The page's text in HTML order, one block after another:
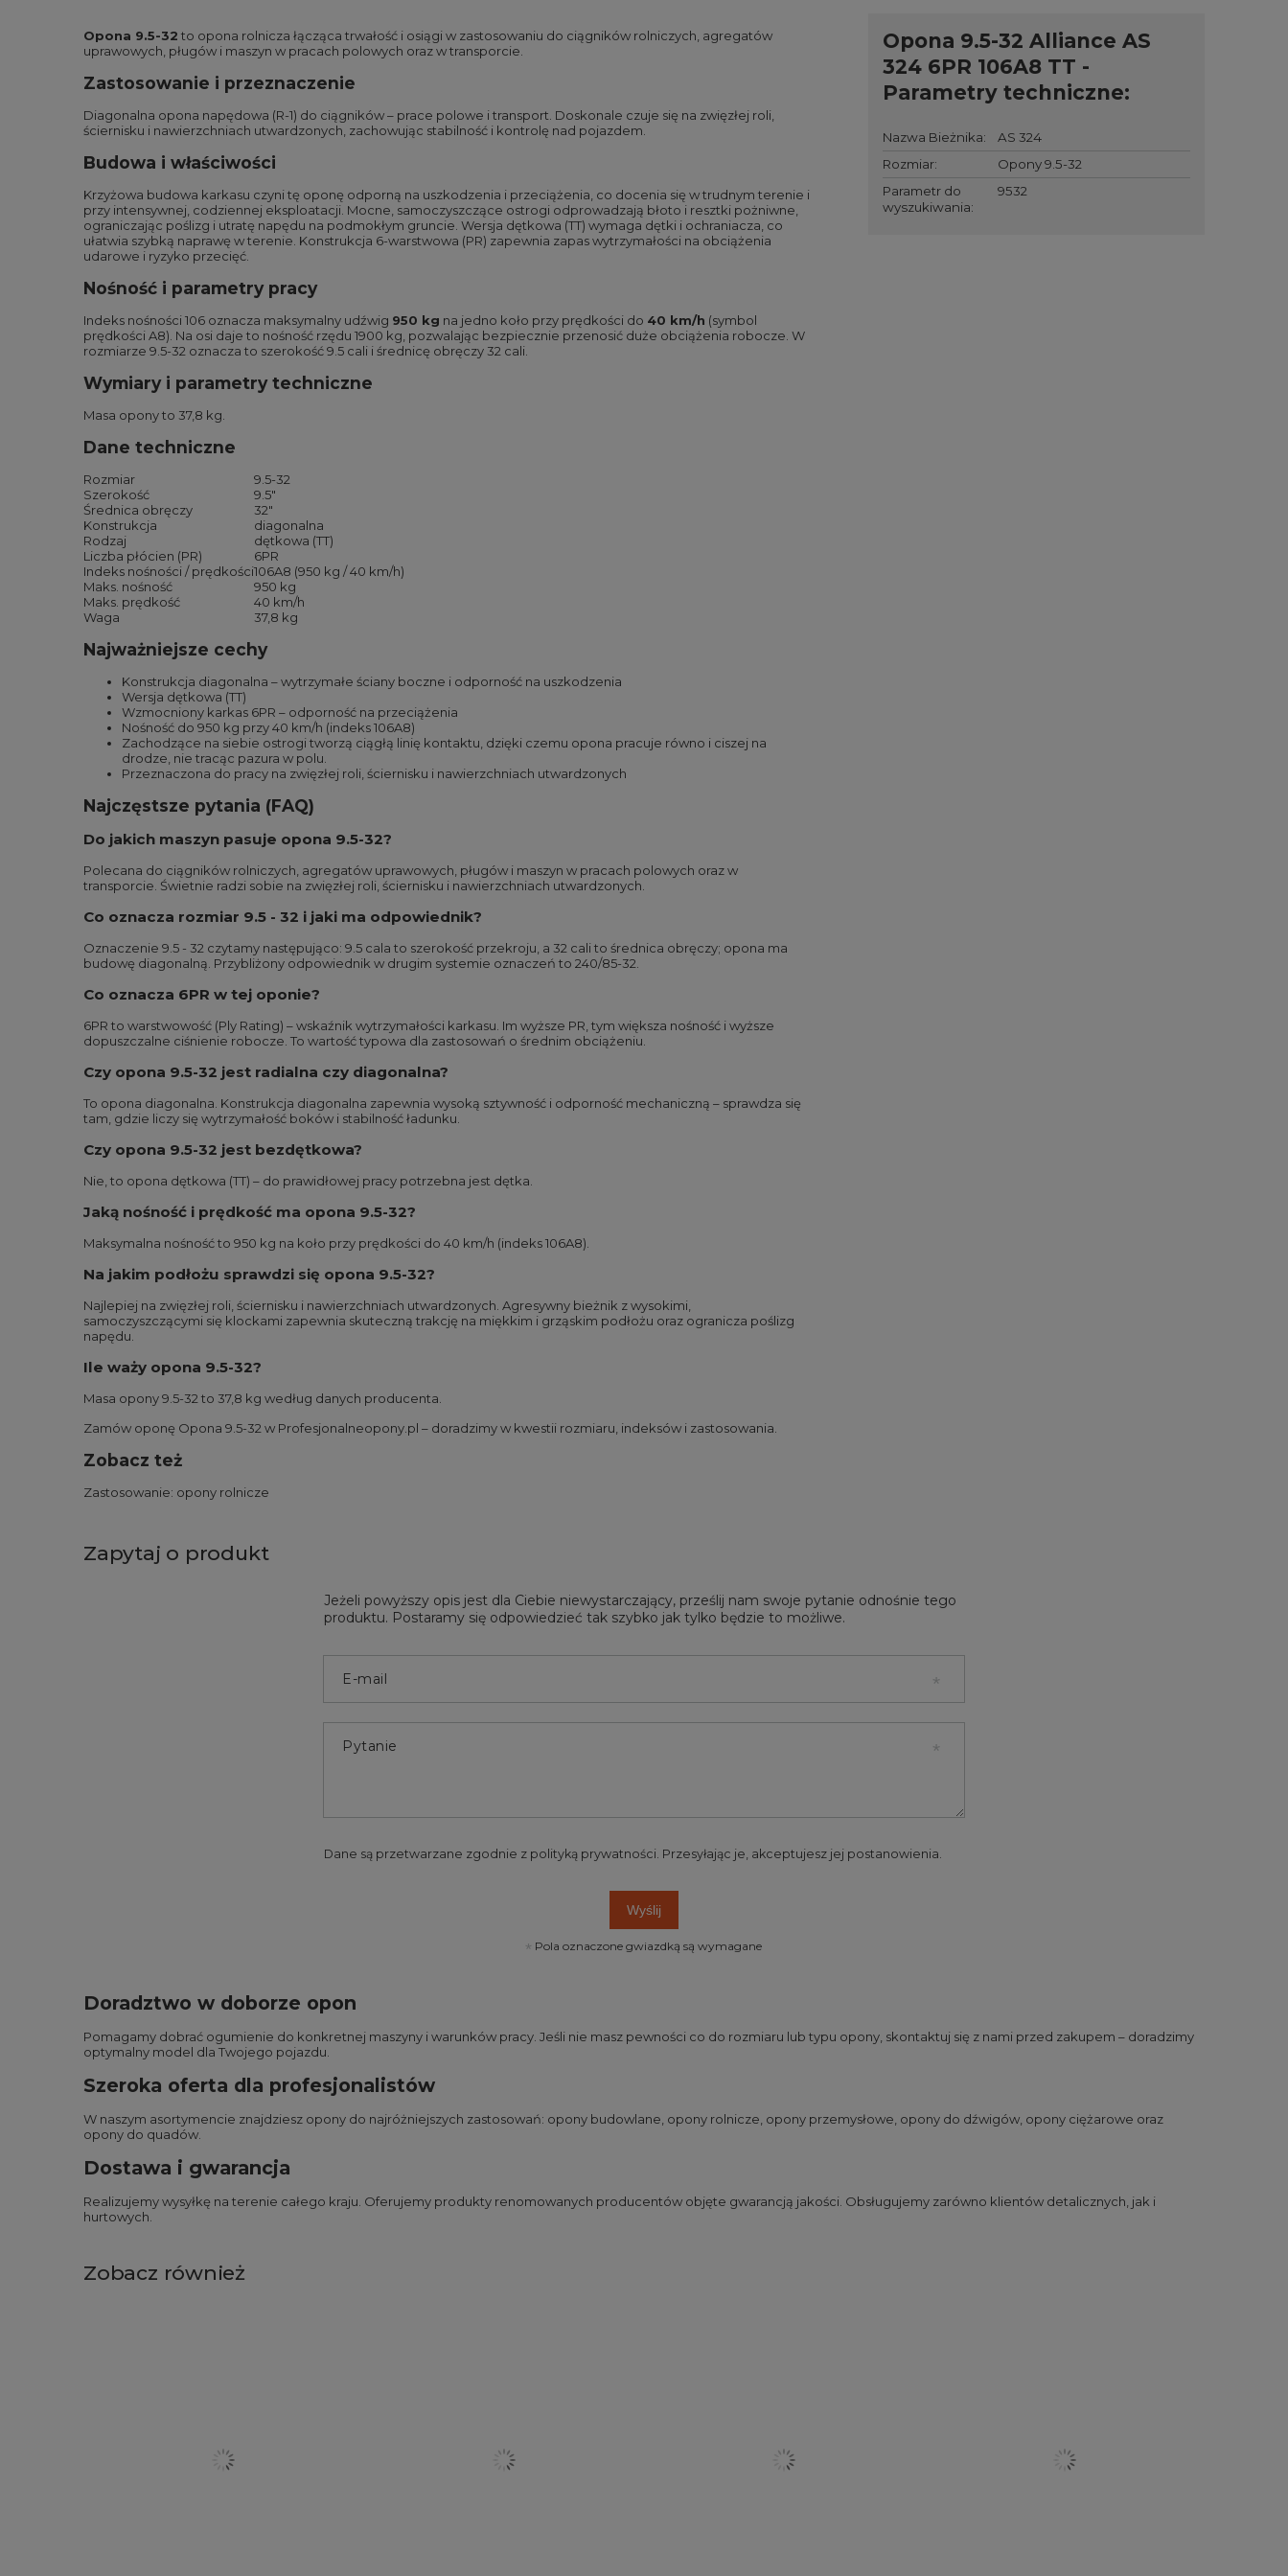
Opona 9.5-32 to opona rolnicza łącząca trwałość i osiągi w zastosowaniu do ciągników rolniczych, agregatów
uprawowych, pługów i maszyn w pracach polowych oraz w transporcie.
Zastosowanie i przeznaczenie
Diagonalna opona napędowa (R-1) do ciągników – prace polowe i transport. Doskonale czuje się na zwięzłej roli,
ściernisku i nawierzchniach utwardzonych, zachowując stabilność i kontrolę nad pojazdem.
Budowa i właściwości
Krzyżowa budowa karkasu czyni tę oponę odporną na uszkodzenia i przeciążenia, co docenia się w trudnym terenie i
przy intensywnej, codziennej eksploatacji. Mocne, samoczyszczące ostrogi odprowadzają błoto i resztki pożniwne,
ograniczając poślizg i utratę napędu na podmokłym gruncie. Wersja dętkowa (TT) wymaga dętki i ochraniacza, co
ułatwia szybką naprawę w terenie. Konstrukcja 6-warstwowa (PR) zapewnia zapas wytrzymałości na obciążenia
udarowe i ryzyko przecięć.
Nośność i parametry pracy
Indeks nośności 106 oznacza maksymalny udźwig 950 kg na jedno koło przy prędkości do 40 km/h (symbol
prędkości A8). Na osi daje to nośność rzędu 1900 kg, pozwalając bezpiecznie przenosić duże obciążenia robocze. W
rozmiarze 9.5-32 oznacza to szerokość 9.5 cali i średnicę obręczy 32 cali.
Wymiary i parametry techniczne
Masa opony to 37,8 kg.
Dane techniczne
Rozmiar
9.5-32
Szerokość
9.5″
Średnica obręczy
32″
Konstrukcja
diagonalna
Rodzaj
dętkowa (TT)
Liczba płócien (PR)
6PR
Indeks nośności / prędkości106A8 (950 kg / 40 km/h)
Maks. nośność
950 kg
Maks. prędkość
40 km/h
Waga
37,8 kg
Najważniejsze cechy
Konstrukcja diagonalna – wytrzymałe ściany boczne i odporność na uszkodzenia
Wersja dętkowa (TT)
Wzmocniony karkas 6PR – odporność na przeciążenia
Nośność do 950 kg przy 40 km/h (indeks 106A8)
Zachodzące na siebie ostrogi tworzą ciągłą linię kontaktu, dzięki czemu opona pracuje równo i ciszej na
drodze, nie tracąc pazura w polu.
Przeznaczona do pracy na zwięzłej roli, ściernisku i nawierzchniach utwardzonych
Najczęstsze pytania (FAQ)
Do jakich maszyn pasuje opona 9.5-32?
Polecana do ciągników rolniczych, agregatów uprawowych, pługów i maszyn w pracach polowych oraz w
transporcie. Świetnie radzi sobie na zwięzłej roli, ściernisku i nawierzchniach utwardzonych.
Co oznacza rozmiar 9.5 - 32 i jaki ma odpowiednik?
Oznaczenie 9.5 - 32 czytamy następująco: 9.5 cala to szerokość przekroju, a 32 cali to średnica obręczy; opona ma
budowę diagonalną. Przybliżony odpowiednik w drugim systemie oznaczeń to 240/85-32.
Co oznacza 6PR w tej oponie?
6PR to warstwowość (Ply Rating) – wskaźnik wytrzymałości karkasu. Im wyższe PR, tym większa nośność i wyższe
dopuszczalne ciśnienie robocze. To wartość typowa dla zastosowań o średnim obciążeniu.
Czy opona 9.5-32 jest radialna czy diagonalna?
To opona diagonalna. Konstrukcja diagonalna zapewnia wysoką sztywność i odporność mechaniczną – sprawdza się
tam, gdzie liczy się wytrzymałość boków i stabilność ładunku.
Czy opona 9.5-32 jest bezdętkowa?
Nie, to opona dętkowa (TT) – do prawidłowej pracy potrzebna jest dętka.
Jaką nośność i prędkość ma opona 9.5-32?
Maksymalna nośność to 950 kg na koło przy prędkości do 40 km/h (indeks 106A8).
Na jakim podłożu sprawdzi się opona 9.5-32?
Najlepiej na zwięzłej roli, ściernisku i nawierzchniach utwardzonych. Agresywny bieżnik z wysokimi,
samoczyszczącymi się klockami zapewnia skuteczną trakcję na miękkim i grząskim podłożu oraz ogranicza poślizg
napędu.
Ile waży opona 9.5-32?
Masa opony 9.5-32 to 37,8 kg według danych producenta.
Zamów oponę Opona 9.5-32 w Profesjonalneopony.pl – doradzimy w kwestii rozmiaru, indeksów i zastosowania.
Zobacz też
Zastosowanie: opony rolnicze
Opona 9.5-32 Alliance AS
324 6PR 106A8 TT -
Parametry techniczne:
Nazwa Bieżnika:
AS 324
Rozmiar:
Opony 9.5-32
Parametr do
wyszukiwania:
9532
Zapytaj o produkt
Jeżeli powyższy opis jest dla Ciebie niewystarczający, prześlij nam swoje pytanie odnośnie tego
produktu. Postaramy się odpowiedzieć tak szybko jak tylko będzie to możliwe.
E-mail
Pytanie
Dane są przetwarzane zgodnie z polityką prywatności. Przesyłając je, akceptujesz jej postanowienia.
Wyślij
Pola oznaczone gwiazdką są wymagane
Doradztwo w doborze opon
Pomagamy dobrać ogumienie do konkretnej maszyny i warunków pracy. Jeśli nie masz pewności co do rozmiaru lub typu opony, skontaktuj się z nami przed zakupem – doradzimy
optymalny model dla Twojego pojazdu.
Szeroka oferta dla profesjonalistów
W naszym asortymencie znajdziesz opony do najróżniejszych zastosowań: opony budowlane opony rolnicze opony przemysłowe opony do dźwigów opony ciężarowe oraz
opony do quadów
Dostawa i gwarancja
Realizujemy wysyłkę na terenie całego kraju. Oferujemy produkty renomowanych producentów objęte gwarancją jakości. Obsługujemy zarówno klientów detalicznych, jak i
hurtowych.
Zobacz również